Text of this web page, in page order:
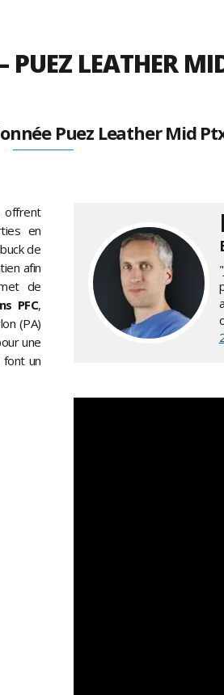
LEATHER
Puez Leather Mid
offrent
en
de
afin
de
PFC,
(PA)
une
font un